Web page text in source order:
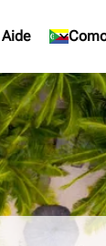
Aide keyboard_arrow_down